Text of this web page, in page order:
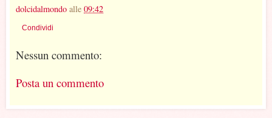
dolcidalmondo alle 09:42
Condividi
Nessun commento:
Posta un commento